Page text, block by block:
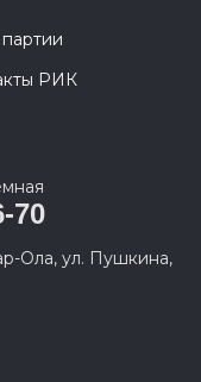
РИК
70
Ола, ул. Пушкина,